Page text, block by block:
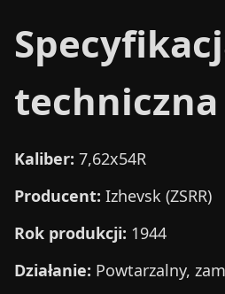
techniczna
Kaliber: 7,62x54R
Producent: Izhevsk (ZSRR)
Rok produkcji: 1944
Działanie: Powtarzalny,